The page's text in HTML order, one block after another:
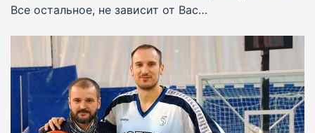
Все остальное, не зависит от Вас…